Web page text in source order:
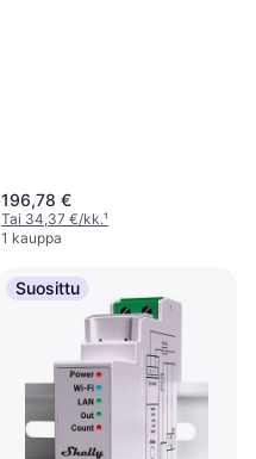
196,78 €
Tai 34,37 €/kk.¹
1 kauppa
Suosittu